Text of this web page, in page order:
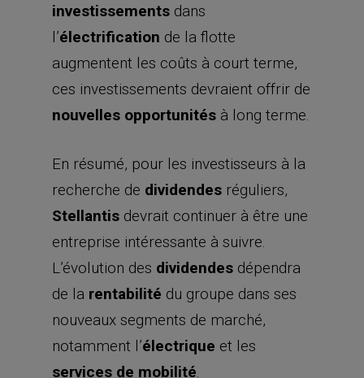
investissements dans
l’électrification de la flotte
augmentent les coûts à court terme,
ces investissements devraient offrir de
nouvelles opportunités à long terme.
En résumé, pour les investisseurs à la
recherche de dividendes réguliers,
Stellantis devrait continuer à être une
entreprise intéressante à suivre.
L’évolution des dividendes dépendra
de la rentabilité du groupe dans ses
nouveaux segments de marché,
notamment l’électrique et les
services de mobilité.